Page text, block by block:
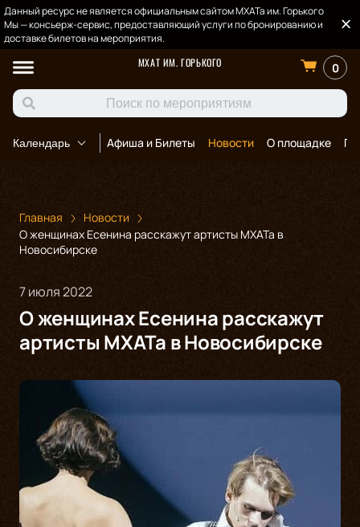
Данный ресурс не является официальным сайтом МХАТа им. Горького
Мы — консьерж-сервис, предоставляющий услуги по бронированию и
доставке билетов на мероприятия.
МХАТ ИМ. ГОРЬКОГО
0
Календарь Афиша и Билеты Новости О площадке
Главная
Новости
О женщинах Есенина расскажут артисты МХАТа в
Новосибирске
7 июля 2022
О женщинах Есенина расскажут
артисты МХАТа в Новосибирске